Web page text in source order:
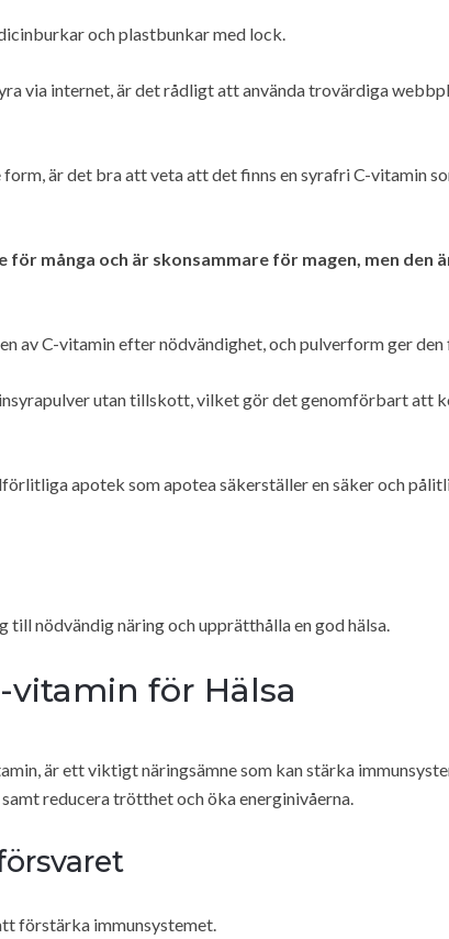
och plastbunkar med lock.
via internet, är det rådligt att använda trovärdiga
är det bra att veta att det finns en syrafri C-vitamin
många och är skonsammare för magen, men den
av C-vitamin efter nödvändighet, och pulverform ger
utan tillskott, vilket gör det genomförbart att
apotek som apotea säkerställer en säker och
till nödvändig näring och upprätthålla en god hälsa.
vitamin för Hälsa
är ett viktigt näringsämne som kan stärka
reducera trötthet och öka energinivåerna.
förstärka immunsystemet.